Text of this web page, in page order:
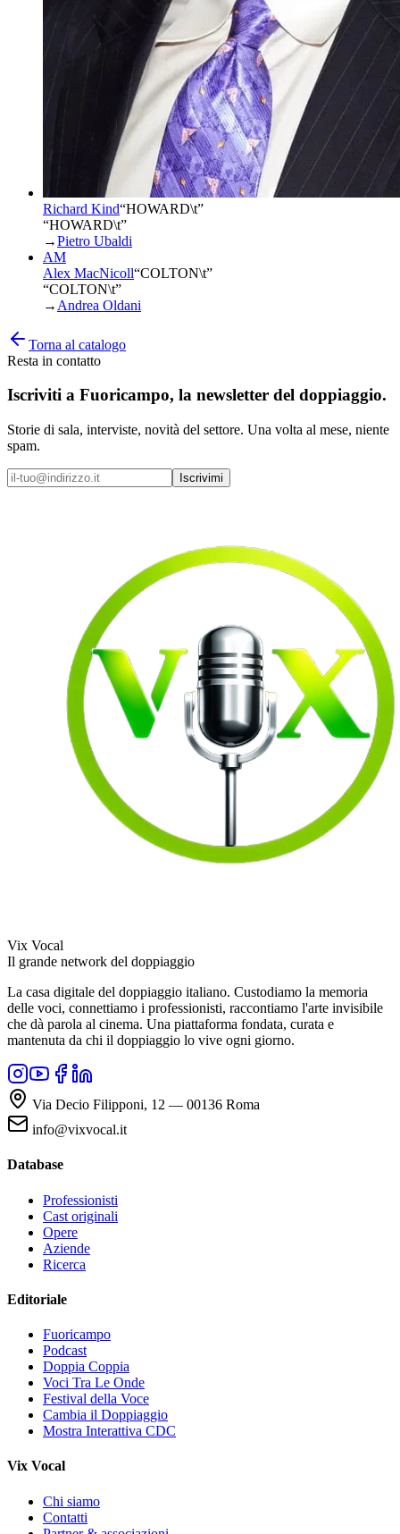
Richard Kind“HOWARD\t”
“HOWARD\t”
→Pietro Ubaldi
AM
Alex MacNicoll“COLTON\t”
“COLTON\t”
→ Andrea Oldani
Torna al catalogo
Resta in contatto
Iscriviti a Fuoricampo, la newsletter del doppiaggio.
Storie di sala, interviste, novità del settore. Una volta al mese, niente
spam.
Iscrivimi
Vix Vocal
Il grande network del doppiaggio
La casa digitale del doppiaggio italiano. Custodiamo la memoria
delle voci, connettiamo i professionisti, raccontiamo l'arte invisibile
che dà parola al cinema. Una piattaforma fondata, curata e
mantenuta da chi il doppiaggio lo vive ogni giorno.
Via Decio Filipponi, 12 — 00136 Roma
info@vixvocal.it
Database
Professionisti
Cast originali
Opere
Aziende
Ricerca
Editoriale
Fuoricampo
Podcast
Doppia Coppia
Voci Tra Le Onde
Festival della Voce
Cambia il Doppiaggio
Mostra Interattiva CDC
Vix Vocal
Chi siamo
Contatti